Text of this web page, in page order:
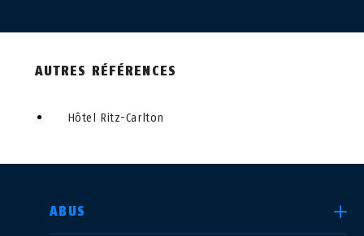
AUTRES RÉFÉRENCES
Hôtel Ritz-Carlton
ABUS
CHOISIR UN PAYS